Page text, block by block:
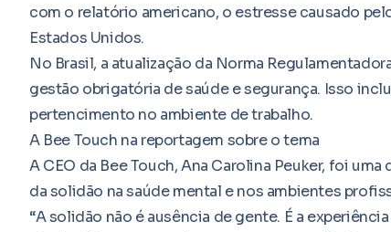
com o relatório americano, o estresse causado
Estados Unidos.
No Brasil, a atualização da Norma
gestão obrigatória de saúde e segurança. Isso
pertencimento no ambiente de trabalho.
A Bee Touch na reportagem sobre o tema
A CEO da Bee Touch, Ana Carolina Peuker, foi
da solidão na saúde mental e nos ambientes
“A solidão não é ausência de gente. É a